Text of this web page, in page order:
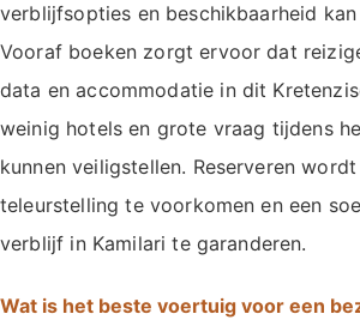
verblijfsopties en beschikbaarheid
Vooraf boeken zorgt ervoor dat
data en accommodatie in dit
weinig hotels en grote vraag tijdens
kunnen veiligstellen. Reserveren
teleurstelling te voorkomen en een
verblijf in Kamilari te garanderen.
Wat is het beste voertuig voor een